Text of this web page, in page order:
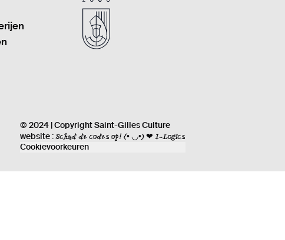
© 2024 | Copyright Saint-Gilles Culture
website :Schud de codes op! (• ◡•) ❤ I-Logics
Cookievoorkeuren